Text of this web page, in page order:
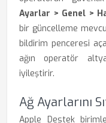
Ayarlar > Genel >
bir güncelleme
bildirim penceresi
ağın operatör
iyileştirir.
Ağ Ayarlarını
Apple Destek